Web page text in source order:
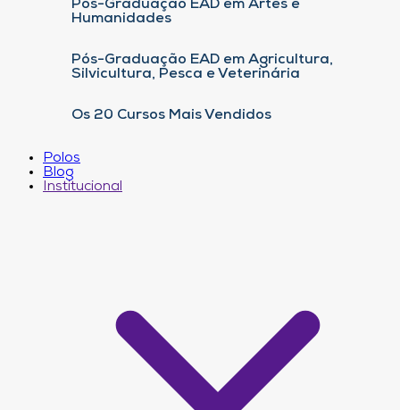
Pós-Graduação EAD em Artes e
Humanidades
Pós-Graduação EAD em Agricultura,
Silvicultura, Pesca e Veterinária
Os 20 Cursos Mais Vendidos
Polos
Blog
Institucional